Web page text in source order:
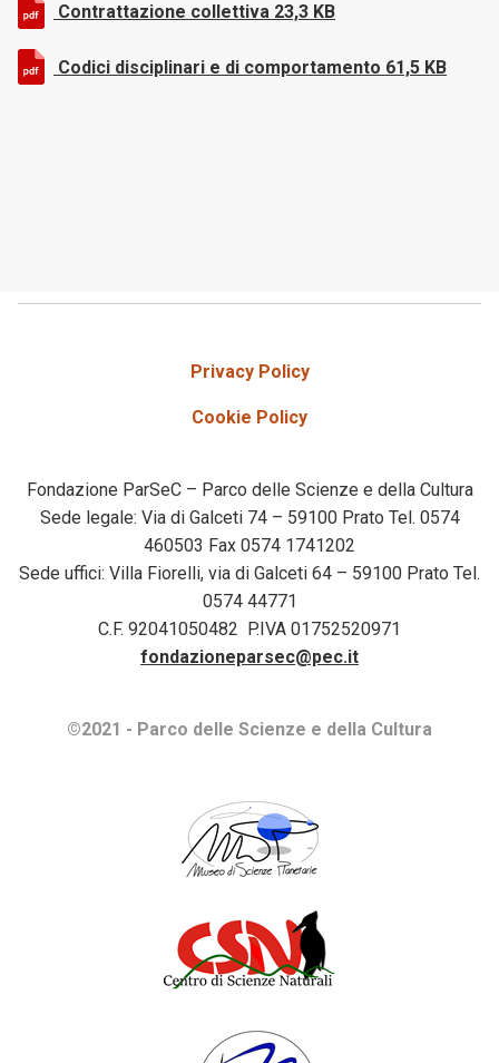
Contrattazione collettiva 23,3 KB
Codici disciplinari e di comportamento 61,5 KB
Privacy Policy
Cookie Policy
Fondazione ParSeC – Parco delle Scienze e della Cultura
Sede legale: Via di Galceti 74 – 59100 Prato Tel. 0574
460503 Fax 0574 1741202
Sede uffici: Villa Fiorelli, via di Galceti 64 – 59100 Prato Tel.
0574 44771
C.F. 92041050482 P.IVA 01752520971
fondazioneparsec@pec.it
©2021 - Parco delle Scienze e della Cultura